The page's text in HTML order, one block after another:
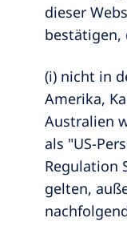
dieser
bestätigen,
(i) nicht in
Amerika,
Australien
als "US-
Regulation
gelten,